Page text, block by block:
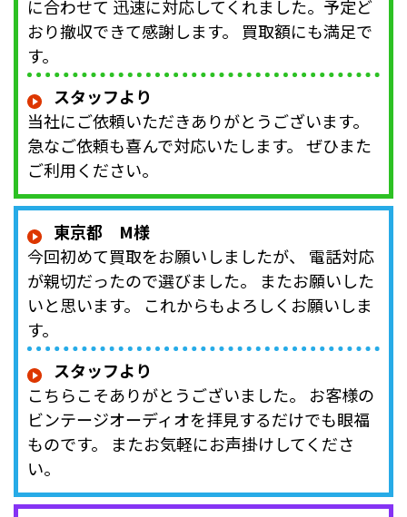
に合わせて 迅速に対応してくれました。予定ど
おり撤収できて感謝します。 買取額にも満足で
す。
スタッフより
当社にご依頼いただきありがとうございます。
急なご依頼も喜んで対応いたします。 ぜひまた
ご利用ください。
東京都 M様
今回初めて買取をお願いしましたが、 電話対応
が親切だったので選びました。 またお願いした
いと思います。 これからもよろしくお願いしま
す。
スタッフより
こちらこそありがとうございました。 お客様の
ビンテージオーディオを拝見するだけでも眼福
ものです。 またお気軽にお声掛けしてくださ
い。